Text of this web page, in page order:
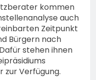
kommen
auch
Zeitpunkt
Bürgern nach
stehen ihnen
Verfügung.